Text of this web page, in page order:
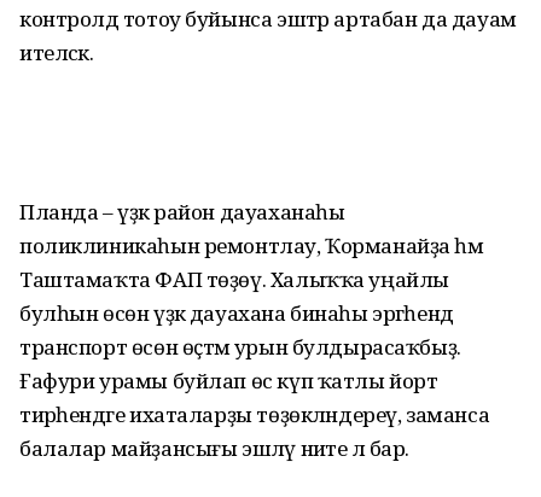
контролдә тотоу буйынса эштәр артабан да дауам
ителәсәк.
Планда – үҙәк район дауаханаһы
поликлиникаһын ремонтлау, Ҡорма­найҙа һәм
Таштамаҡта ФАП төҙөү. Халыҡҡа уңайлы
булһын өсөн үҙәк дауахана бинаһы эргәһендә
транспорт өсөн өҫтәмә урын булдырасаҡбыҙ.
Ғафури урамы буйлап өс күп ҡатлы йорт
тирәһендәге ихаталарҙы төҙөкләндереү, заманса
балалар майҙансығы эшләү ниәте лә бар.